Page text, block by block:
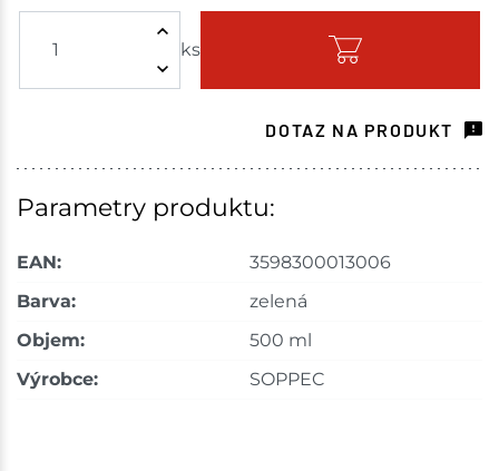
ks
Skladem - ihned k odeslání
Choceň 3 ks
Skladem na prodejně - doručení do 7 dnů
Skuteč
DOTAZ NA PRODUKT
Parametry produktu:
EAN:
3598300013006
Barva:
zelená
Objem:
500 ml
Výrobce:
SOPPEC